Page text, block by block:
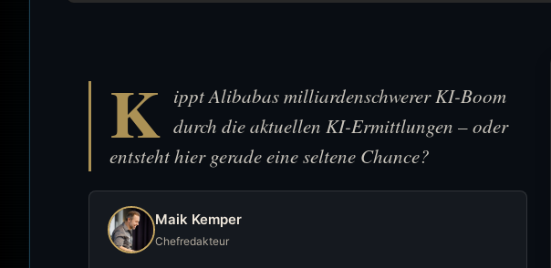
K ippt Alibabas milliardenschwerer KI-Boom
durch die aktuellen KI-Ermittlungen – oder
entsteht hier gerade eine seltene Chance?
Maik Kemper
Chefredakteur